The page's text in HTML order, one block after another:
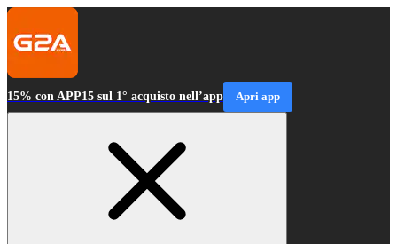
15% con APP15 sul 1° acquisto nell’app Apri app